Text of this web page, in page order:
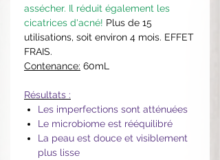
assécher. Il réduit également les
cicatrices d'acné! Plus de 15
utilisations, soit environ 4 mois. EFFET
FRAIS.
Contenance: 60mL
Résultats :
Les imperfections sont atténuées
Le microbiome est rééquilibré
La peau est douce et visiblement
plus lisse